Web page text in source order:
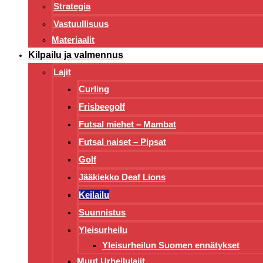
Strategia
Vastuullisuus
Materiaalit
Kilpailu ja valmennus
Lajit
Curling
Frisbeegolf
Futsal miehet – Mambat
Futsal naiset – Pipsat
Golf
Jääkiekko Deaf Lions
Keilailu
Suunnistus
Yleisurheilu
Yleisurheilun Suomen ennätykset